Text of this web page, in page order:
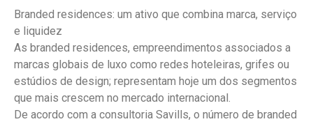
Branded residences: um ativo que combina marca, serviço
e liquidez
As branded residences, empreendimentos associados a
marcas globais de luxo como redes hoteleiras, grifes ou
estúdios de design; representam hoje um dos segmentos
que mais crescem no mercado internacional.
De acordo com a consultoria Savills, o número de branded